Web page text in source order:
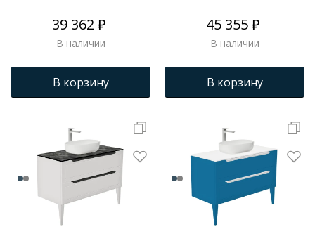
39 362 ₽
В наличии
В корзину
45 355 ₽
В наличии
В корзину